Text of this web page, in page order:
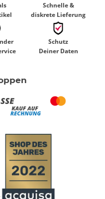
Schnelle &
diskrete Lieferung
Schutz
Deiner Daten